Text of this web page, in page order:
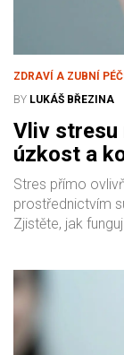
ZDRAVÍ A ZUBNÍ
BY LUKÁŠ BŘEZINA
Vliv stresu
úzkost a
Stres přímo
prostřednictvím
Zjistěte, jak